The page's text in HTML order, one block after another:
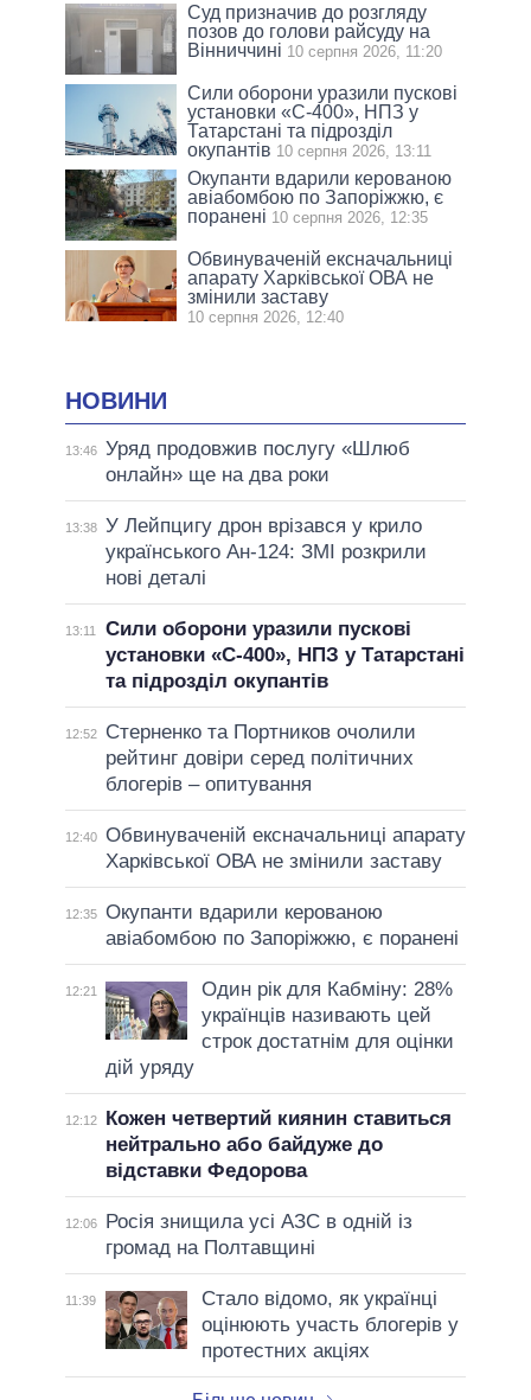
Суд призначив до розгляду
позов до голови райсуду на
Вінниччині 10 серпня 2026, 11:20
Сили оборони уразили пускові
установки «С-400», НПЗ у
Татарстані та підрозділ
окупантів 10 серпня 2026, 13:11
Окупанти вдарили керованою
авіабомбою по Запоріжжю, є
поранені 10 серпня 2026, 12:35
Обвинуваченій ексначальниці
апарату Харківської ОВА не
змінили заставу
10 серпня 2026, 12:40
НОВИНИ
13:46 Уряд продовжив послугу «Шлюб
онлайн» ще на два роки
13:38 У Лейпцигу дрон врізався у крило
українського Ан-124: ЗМІ розкрили
нові деталі
13:11
Сили оборони уразили пускові
установки «С-400», НПЗ у Татарстані
та підрозділ окупантів
12:52
Стерненко та Портников очолили
рейтинг довіри серед політичних
блогерів – опитування
12:40 Обвинуваченій ексначальниці апарату
Харківської ОВА не змінили заставу
12:35 Окупанти вдарили керованою
авіабомбою по Запоріжжю, є поранені
12:21
Один рік для Кабміну: 28%
українців називають цей
строк достатнім для оцінки
дій уряду
12:12
Кожен четвертий киянин ставиться
нейтрально або байдуже до
відставки Федорова
12:06
Росія знищила усі АЗС в одній із
громад на Полтавщині
11:39
Стало відомо, як українці
оцінюють участь блогерів у
протестних акціях